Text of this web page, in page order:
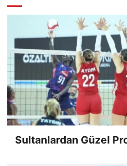
Sultanlardan Güzel